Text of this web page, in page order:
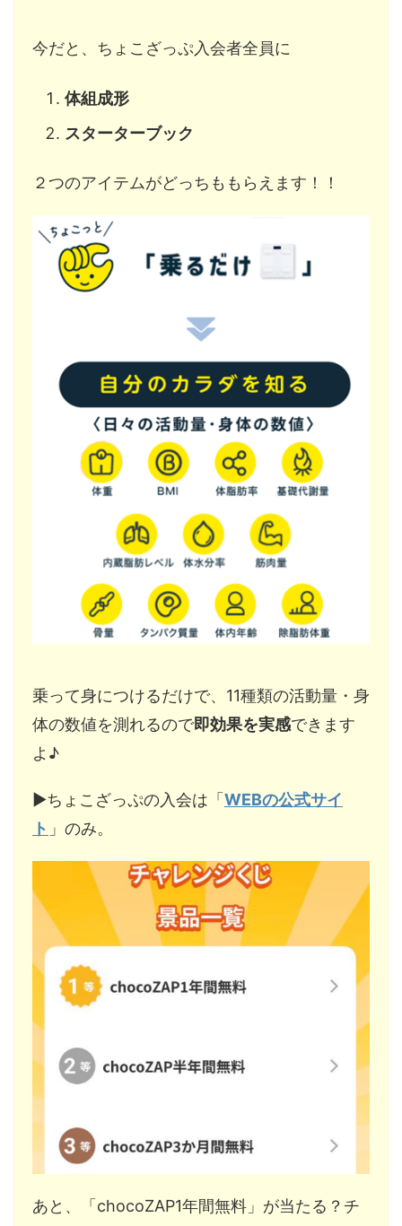
今だと、ちょこざっぷ入会者全員に
体組成形
スターターブック
２つのアイテムがどっちももらえます！！
乗って身につけるだけで、11種類の活動量・身
体の数値を測れるので即効果を実感できます
よ♪
▶︎ちょこざっぷの入会は「WEBの公式サイ
ト 」のみ。
あと、「chocoZAP1年間無料」が当たる？チ